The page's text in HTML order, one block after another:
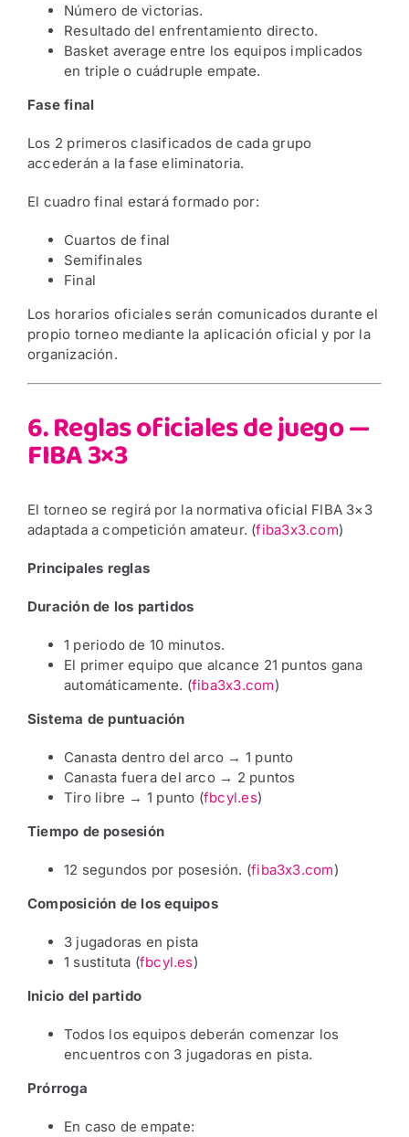
Número de victorias.
Resultado del enfrentamiento directo.
Basket average entre los equipos implicados
en triple o cuádruple empate.
Fase final
Los 2 primeros clasificados de cada grupo
accederán a la fase eliminatoria.
El cuadro final estará formado por:
Cuartos de final
Semifinales
Final
Los horarios oficiales serán comunicados durante el
propio torneo mediante la aplicación oficial y por la
organización.
6. Reglas oficiales de juego —
FIBA 3×3
El torneo se regirá por la normativa oficial FIBA 3×3
adaptada a competición amateur. (fiba3x3.com)
Principales reglas
Duración de los partidos
1 periodo de 10 minutos.
El primer equipo que alcance 21 puntos gana
automáticamente. (fiba3x3.com)
Sistema de puntuación
Canasta dentro del arco → 1 punto
Canasta fuera del arco → 2 puntos
Tiro libre → 1 punto (fbcyl.es)
Tiempo de posesión
12 segundos por posesión. (fiba3x3.com)
Composición de los equipos
3 jugadoras en pista
1 sustituta (fbcyl.es)
Inicio del partido
Todos los equipos deberán comenzar los
encuentros con 3 jugadoras en pista.
Prórroga
En caso de empate: